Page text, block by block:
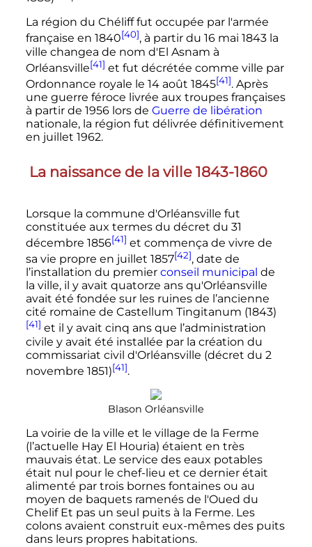
La région du Chéliff fut occupée par l'armée
française en 1840[40], à partir du 16 mai 1843la
ville changea de nom d'El Asnam à
Orléansville[41] et fut décrétée comme ville par
Ordonnance royale le 14 août 1845[41]. Après
une guerre féroce livrée aux troupes françaises
à partir de 1956 lors de Guerre de libération
nationale, la région fut délivrée définitivement
en juillet 1962.
La naissance de la ville 1843-1860
Lorsque la commune d'Orléansville fut
constituée aux termes du décret du 31
décembre 1856[41] et commença de vivre de
sa vie propre en juillet 1857[42], date de
l’installation du premier conseil municipal de
la ville, il y avait quatorze ans qu'Orléansville
avait été fondée sur les ruines de l’ancienne
cité romaine de Castellum Tingitanum (1843)
[41] et il y avait cinq ans que l’administration
civile y avait été installée par la création du
commissariat civil d'Orléansville (décret du 2
novembre 1851)[41].
Blason Orléansville
La voirie de la ville et le village de la Ferme
(l’actuelle Hay El Houria) étaient en très
mauvais état. Le service des eaux potables
était nul pour le chef-lieu et ce dernier était
alimenté par trois bornes fontaines ou au
moyen de baquets ramenés de l'Oued du
Chelif Et pas un seul puits à la Ferme. Les
colons avaient construit eux-mêmes des puits
dans leurs propres habitations.